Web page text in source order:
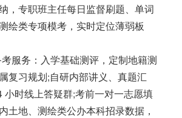
，专职班主任每日监督刷题、单词
绘类专项模考，实时定位薄弱板
服务：入学基础测评，定制地籍测
复习规划;自研内部讲义、真题汇
小时线上答疑群;考前一对一志愿填
土地、测绘类公办本科招录数据，